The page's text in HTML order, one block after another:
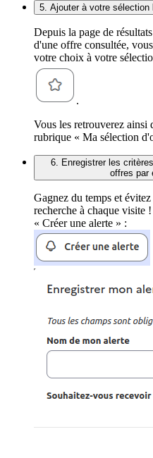
5. Ajouter à votre
Depuis la page de
d'une offre consultée,
votre choix à votre
.
Vous les retrouverez ainsi
rubrique « Ma sélection
6. Enregistrer les
offres par
Gagnez du temps et
recherche à chaque visite
« Créer une alerte » :